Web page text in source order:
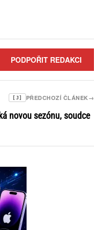
PODPOŘIT REDAKCI
→
PŘEDCHOZÍ ČLÁNEK
[J]
novou sezónu, soudce